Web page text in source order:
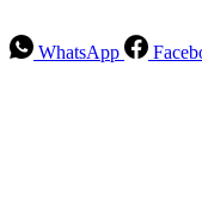
WhatsApp